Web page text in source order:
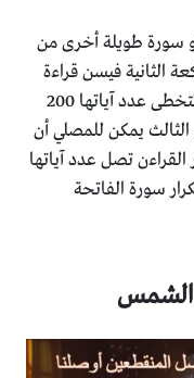
سورة طويلة أخرى من
الثانية فيسن قراءة
الفاتحة وأي سورة من السور التي تتخطى عدد آياتها 200
يمكن للمصلي أن
تصل عدد آياتها
تكرار سورة الفاتحة
الشمس